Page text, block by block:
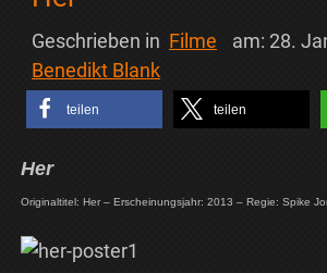
Geschrieben in Filme am: 28.
Benedikt Blank
teilen teilen
Her
Originaltitel: Her – Erscheinungsjahr: 2013 – Regie: Spike